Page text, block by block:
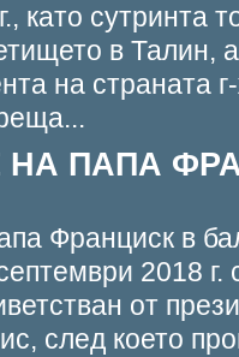
като сутринта
в Талин,
на страната
ПАПА
Франциск в
2018
от
след което